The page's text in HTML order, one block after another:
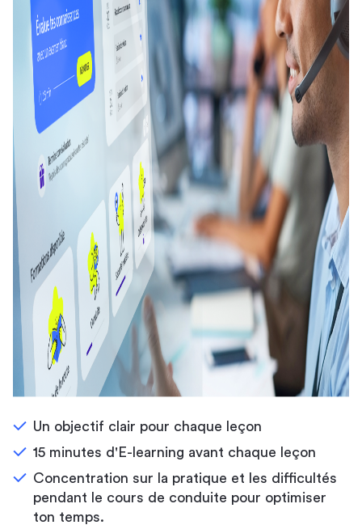
Un objectif clair pour chaque leçon
15 minutes d'E-learning avant chaque leçon
Concentration sur la pratique et les difficultés
pendant le cours de conduite pour optimiser
ton temps.